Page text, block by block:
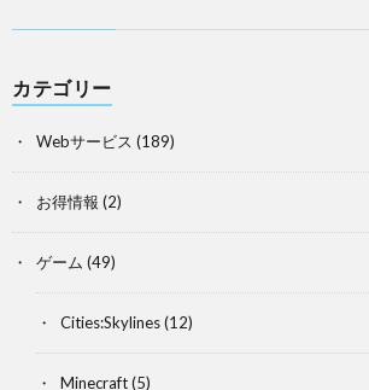
カテゴリー
Webサービス (189)
お得情報 (2)
ゲーム (49)
Cities:Skylines(12)
Minecraft(5)